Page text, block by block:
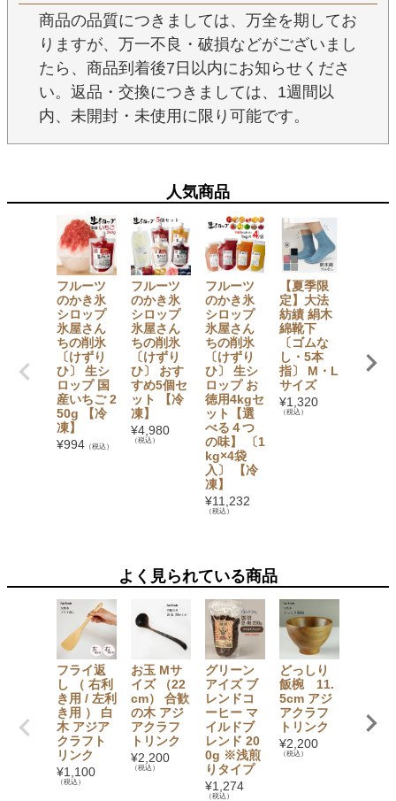
商品の品質につきましては、万全を期してお
りますが、万一不良・破損などがございまし
たら、商品到着後7日以内にお知らせくださ
い。返品・交換につきましては、1週間以
内、未開封・未使用に限り可能です。
人気商品
フルーツ
のかき氷
シロップ
氷屋さん
ちの削氷
〔けずり
ひ〕 生シ
ロップ 国
産いちご 2
50g 【冷
凍】
¥994 （税込）
フルーツ
のかき氷
シロップ
氷屋さん
ちの削氷
〔けずり
ひ〕 おす
すめ5個セ
ット 【冷
凍】
¥4,980
（税込）
フルーツ
のかき氷
シロップ
氷屋さん
ちの削氷
〔けずり
ひ〕 生シ
ロップ お
徳用4kgセ
ット【選
べる４つ
の味】 〔1
kg×4袋
入〕 【冷
凍】
¥11,232
（税込）
【夏季限
定】大法
紡績 絹木
綿靴下
〔ゴムな
し・5本
指〕 M・L
サイズ
¥1,320
（税込）
プ6本
ト（い
よく見られている商品
フライ返
し （ 右利
き用 / 左利
き用 ） 白
木 アジア
クラフト
リンク
¥1,100
（税込）
お玉 Mサ
イズ （22
cm） 合歓
の木 アジ
アクラフ
トリンク
¥2,200
（税込）
グリーン
アイズ ブ
レンドコ
ーヒー マ
イルドブ
レンド 20
0g ※浅煎
りタイプ
¥1,274
（税込）
どっしり
飯椀 11.
5cm アジ
アクラフ
トリンク
¥2,200
（税込）
氷屋さ
ちの削